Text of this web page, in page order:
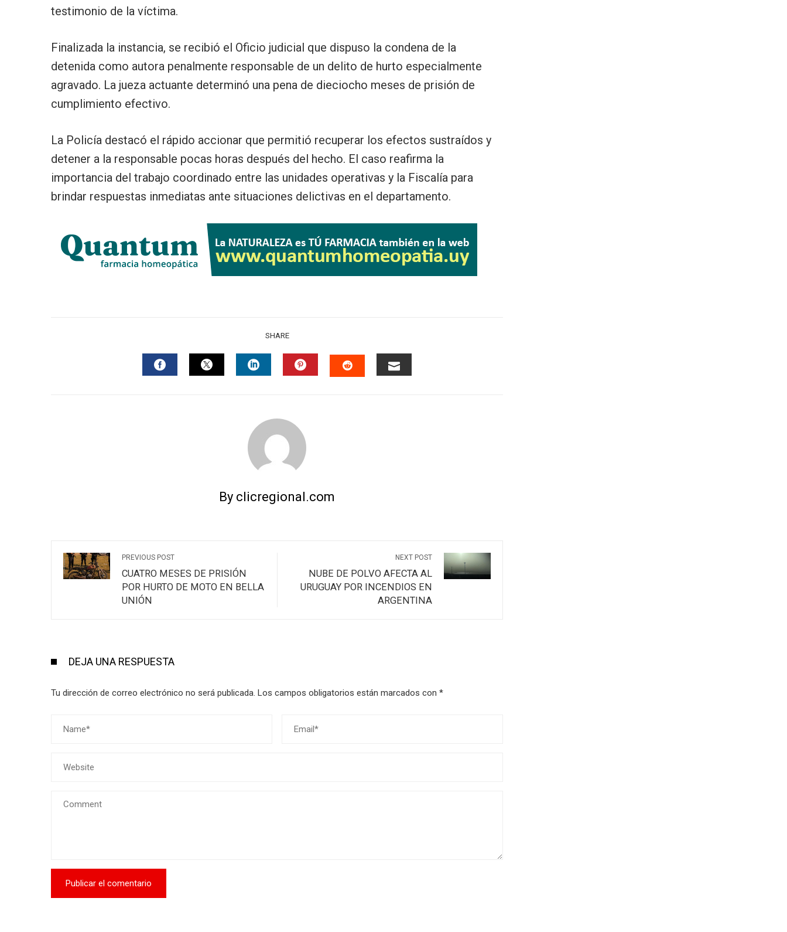
testimonio de la víctima.
Finalizada la instancia, se recibió el Oficio judicial que dispuso la condena de la
detenida como autora penalmente responsable de un delito de hurto especialmente
agravado. La jueza actuante determinó una pena de dieciocho meses de prisión de
cumplimiento efectivo.
La Policía destacó el rápido accionar que permitió recuperar los efectos sustraídos y
detener a la responsable pocas horas después del hecho. El caso reafirma la
importancia del trabajo coordinado entre las unidades operativas y la Fiscalía para
brindar respuestas inmediatas ante situaciones delictivas en el departamento.
SHARE
By clicregional.com
PREVIOUS POST
CUATRO MESES DE PRISIÓN
POR HURTO DE MOTO EN BELLA
UNIÓN
NEXT POST
NUBE DE POLVO AFECTA AL
URUGUAY POR INCENDIOS EN
ARGENTINA
DEJA UNA RESPUESTA
Tu dirección de correo electrónico no será publicada. Los campos obligatorios están marcados con *